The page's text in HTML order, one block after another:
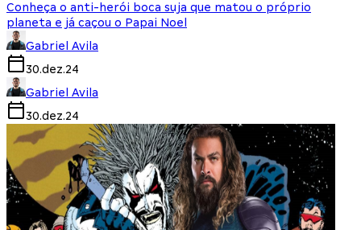
Conheça o anti-herói boca suja que matou o próprio
planeta e já caçou o Papai Noel
Gabriel Avila
30.dez.24
Gabriel Avila
30.dez.24